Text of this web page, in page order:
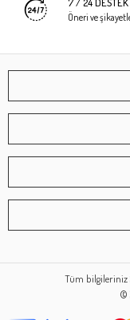
Öneri ve
Tüm bilgileriniz
©